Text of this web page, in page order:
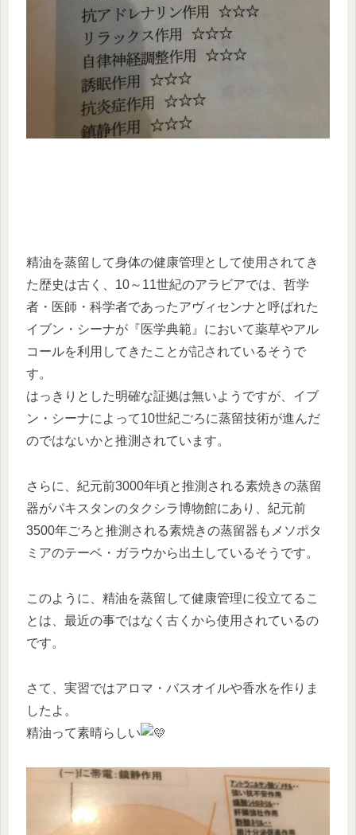
精油を蒸留して身体の健康管理として使用されてき
た歴史は古く、10～11世紀のアラビアでは、哲学
者・医師・科学者であったアヴィセンナと呼ばれた
イブン・シーナが『医学典範』において薬草やアル
コールを利用してきたことが記されているそうで
す。
はっきりとした明確な証拠は無いようですが、イブ
ン・シーナによって10世紀ごろに蒸留技術が進んだ
のではないかと推測されています。
さらに、紀元前3000年頃と推測される素焼きの蒸留
器がパキスタンのタクシラ博物館にあり、紀元前
3500年ごろと推測される素焼きの蒸留器もメソポタ
ミアのテーベ・ガラウから出土しているそうです。
このように、精油を蒸留して健康管理に役立てるこ
とは、最近の事ではなく古くから使用されているの
です。
さて、実習ではアロマ・バスオイルや香水を作りま
したよ。
精油って素晴らしい